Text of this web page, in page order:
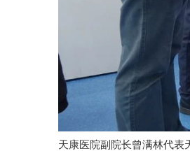
天康医院副院长曾满林代表